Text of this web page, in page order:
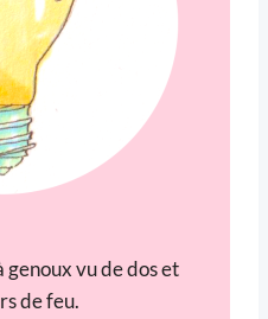
genoux vu de dos et
de feu.